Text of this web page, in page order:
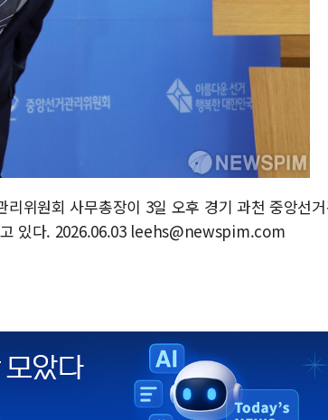
1순위보다 낮
컴투스 '제우스:
위원회 사무총장이 3일 오후 경기 과천 중앙선
있다. 2026.06.03 leehs@newspim.com